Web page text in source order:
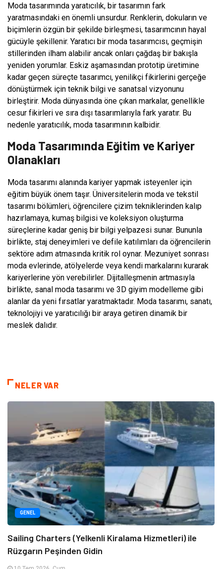
Moda tasarımında yaratıcılık, bir tasarımın fark
yaratmasındaki en önemli unsurdur. Renklerin, dokuların ve
biçimlerin özgün bir şekilde birleşmesi, tasarımcının hayal
gücüyle şekillenir. Yaratıcı bir moda tasarımcısı, geçmişin
stillerinden ilham alabilir ancak onları çağdaş bir bakışla
yeniden yorumlar. Eskiz aşamasından prototip üretimine
kadar geçen süreçte tasarımcı, yenilikçi fikirlerini gerçeğe
dönüştürmek için teknik bilgi ve sanatsal vizyonunu
birleştirir. Moda dünyasında öne çıkan markalar, genellikle
cesur fikirleri ve sıra dışı tasarımlarıyla fark yaratır. Bu
nedenle yaratıcılık, moda tasarımının kalbidir.
Moda Tasarımında Eğitim ve Kariyer
Olanakları
Moda tasarımı alanında kariyer yapmak isteyenler için
eğitim büyük önem taşır. Üniversitelerin moda ve tekstil
tasarımı bölümleri, öğrencilere çizim tekniklerinden kalıp
hazırlamaya, kumaş bilgisi ve koleksiyon oluşturma
süreçlerine kadar geniş bir bilgi yelpazesi sunar. Bununla
birlikte, staj deneyimleri ve defile katılımları da öğrencilerin
sektöre adım atmasında kritik rol oynar. Mezuniyet sonrası
moda evlerinde, atölyelerde veya kendi markalarını kurarak
kariyerlerine yön verebilirler. Dijitalleşmenin artmasıyla
birlikte, sanal moda tasarımı ve 3D giyim modelleme gibi
alanlar da yeni fırsatlar yaratmaktadır. Moda tasarımı, sanatı,
teknolojiyi ve yaratıcılığı bir araya getiren dinamik bir
meslek dalıdır.
NELER VAR
GENEL
Sailing Charters (Yelkenli Kiralama Hizmetleri) ile
Rüzgarın Peşinden Gidin